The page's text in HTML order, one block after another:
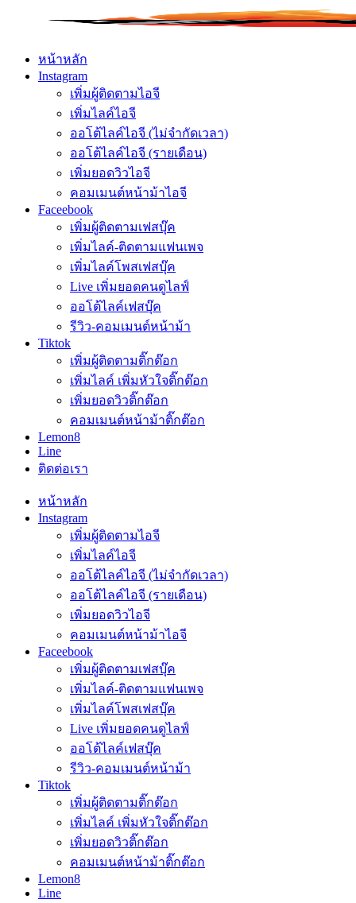
หน้าหลัก
Instagram
เพิ่มผู้ติดตามไอจี
เพิ่มไลค์ไอจี
ออโต้ไลค์ไอจี (ไม่จำกัดเวลา)
ออโต้ไลค์ไอจี (รายเดือน)
เพิ่มยอดวิวไอจี
คอมเมนต์หน้าม้าไอจี
Faceebook
เพิ่มผู้ติดตามเฟสบุ๊ค
เพิ่มไลค์-ติดตามแฟนเพจ
เพิ่มไลค์โพสเฟสบุ๊ค
Live เพิ่มยอดคนดูไลฟ์
ออโต้ไลค์เฟสบุ๊ค
รีวิว-คอมเมนต์หน้าม้า
Tiktok
เพิ่มผู้ติดตามติ๊กต๊อก
เพิ่มไลค์ เพิ่มหัวใจติ๊กต๊อก
เพิ่มยอดวิวติ๊กต๊อก
คอมเมนต์หน้าม้าติ๊กต๊อก
Lemon8
Line
ติดต่อเรา
หน้าหลัก
Instagram
เพิ่มผู้ติดตามไอจี
เพิ่มไลค์ไอจี
ออโต้ไลค์ไอจี (ไม่จำกัดเวลา)
ออโต้ไลค์ไอจี (รายเดือน)
เพิ่มยอดวิวไอจี
คอมเมนต์หน้าม้าไอจี
Faceebook
เพิ่มผู้ติดตามเฟสบุ๊ค
เพิ่มไลค์-ติดตามแฟนเพจ
เพิ่มไลค์โพสเฟสบุ๊ค
Live เพิ่มยอดคนดูไลฟ์
ออโต้ไลค์เฟสบุ๊ค
รีวิว-คอมเมนต์หน้าม้า
Tiktok
เพิ่มผู้ติดตามติ๊กต๊อก
เพิ่มไลค์ เพิ่มหัวใจติ๊กต๊อก
เพิ่มยอดวิวติ๊กต๊อก
คอมเมนต์หน้าม้าติ๊กต๊อก
Lemon8
Line